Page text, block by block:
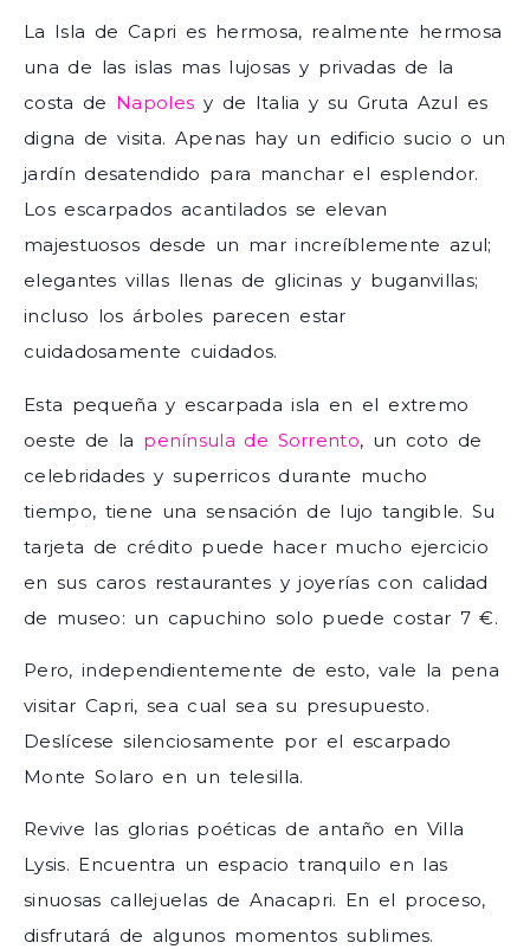
La Isla de Capri es hermosa, realmente hermosa
una de las islas mas lujosas y privadas de la
costa de Napoles y de Italia y su Gruta Azul es
digna de visita. Apenas hay un edificio sucio o un
jardín desatendido para manchar el esplendor.
Los escarpados acantilados se elevan
majestuosos desde un mar increíblemente azul;
elegantes villas llenas de glicinas y buganvillas;
incluso los árboles parecen estar
cuidadosamente cuidados.
Esta pequeña y escarpada isla en el extremo
oeste de la península de Sorrento, un coto de
celebridades y superricos durante mucho
tiempo, tiene una sensación de lujo tangible. Su
tarjeta de crédito puede hacer mucho ejercicio
en sus caros restaurantes y joyerías con calidad
de museo: un capuchino solo puede costar 7 €.
Pero, independientemente de esto, vale la pena
visitar Capri, sea cual sea su presupuesto.
Deslícese silenciosamente por el escarpado
Monte Solaro en un telesilla.
Revive las glorias poéticas de antaño en Villa
Lysis. Encuentra un espacio tranquilo en las
sinuosas callejuelas de Anacapri. En el proceso,
disfrutará de algunos momentos sublimes.